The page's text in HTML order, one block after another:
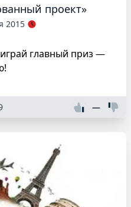
проект»
2015
главный приз —
—